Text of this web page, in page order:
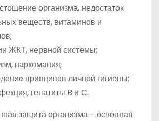
организма, недостаток
веществ, витаминов и
ЖКТ, нервной системы;
наркомания;
принципов личной гигиены;
гепатиты B и C.
защита организма – основная